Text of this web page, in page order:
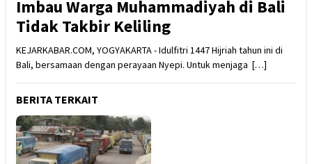
Imbau Warga Muhammadiyah di Bali
Tidak Takbir Keliling
KEJARKABAR.COM, YOGYAKARTA - Idulfitri 1447 Hijriah tahun ini di
Bali, bersamaan dengan perayaan Nyepi. Untuk menjaga […]
BERITA TERKAIT